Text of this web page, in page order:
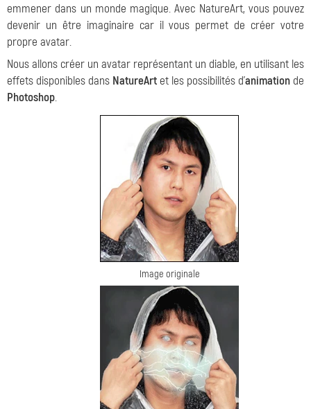
emmener dans un monde magique. Avec NatureArt, vous pouvez
devenir un être imaginaire car il vous permet de créer votre
propre avatar.
Nous allons créer un avatar représentant un diable, en utilisant les
effets disponibles dans NatureArt et les possibilités d'animation de
Photoshop.
Image originale